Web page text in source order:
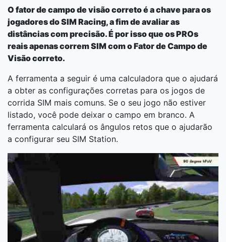
O fator de campo de visão correto é a chave para os
jogadores do SIM Racing, a fim de avaliar as
distâncias com precisão. É por isso que os PROs
reais apenas correm SIM com o Fator de Campo de
Visão correto.
A ferramenta a seguir é uma calculadora que o ajudará
a obter as configurações corretas para os jogos de
corrida SIM mais comuns. Se o seu jogo não estiver
listado, você pode deixar o campo em branco. A
ferramenta calculará os ângulos retos que o ajudarão
a configurar seu SIM Station.